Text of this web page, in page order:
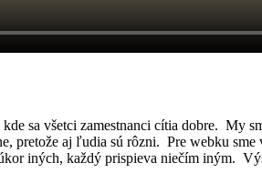
sa všetci zamestnanci cítia dobre.
pretože aj ľudia sú rôzni. Pre webku
iných, každý prispieva niečím iným.